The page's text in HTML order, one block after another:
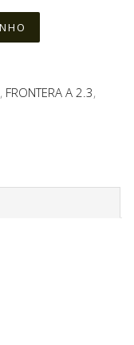
, FRONTERA A 2.3,